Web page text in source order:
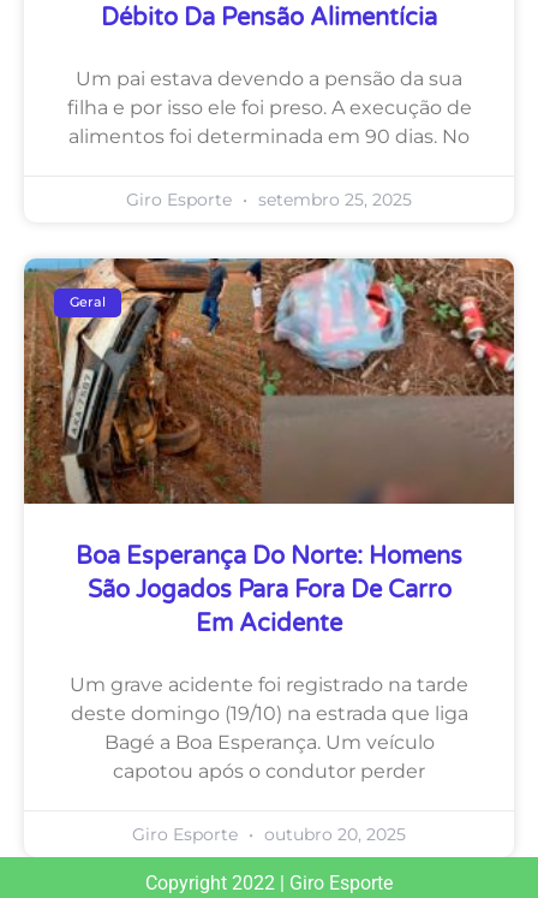
Débito Da Pensão Alimentícia
Um pai estava devendo a pensão da sua
filha e por isso ele foi preso. A execução de
alimentos foi determinada em 90 dias. No
Giro Esporte setembro 25, 2025
Geral
Boa Esperança Do Norte: Homens
São Jogados Para Fora De Carro
Em Acidente
Um grave acidente foi registrado na tarde
deste domingo (19/10) na estrada que liga
Bagé a Boa Esperança. Um veículo
capotou após o condutor perder
Giro Esporte outubro 20, 2025
Copyright 2022 | Giro Esporte